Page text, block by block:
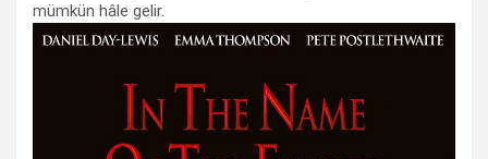
mümkün hâle gelir.